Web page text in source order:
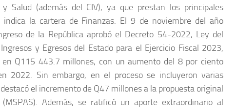
y Salud (además del CIV), ya que prestan los principales
indica la cartera de Finanzas. El 9 de noviembre del año
de la República aprobó el Decreto 54-2022, Ley del
y Egresos del Estado para el Ejercicio Fiscal 2023,
Q115 443.7 millones, con un aumento del 8 por ciento
2022. Sin embargo, en el proceso se incluyeron varias
el incremento de Q47 millones a la propuesta original
Además, se ratificó un aporte extraordinario al